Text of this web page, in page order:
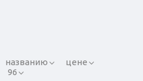
названию
цене
96